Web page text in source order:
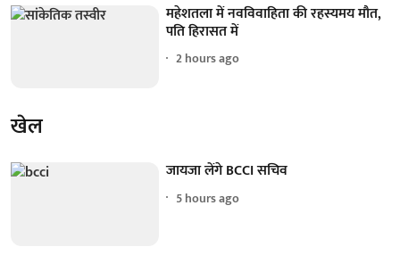
महेशतला में नवविवाहिता की रहस्यमय मौत,
पति हिरासत में
2 hours ago
खेल
जायजा लेंगे BCCI सचिव
5 hours ago